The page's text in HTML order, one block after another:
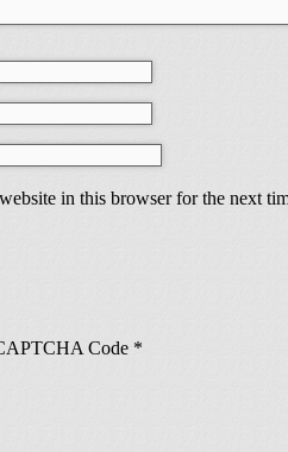
in this browser for the next
Code *